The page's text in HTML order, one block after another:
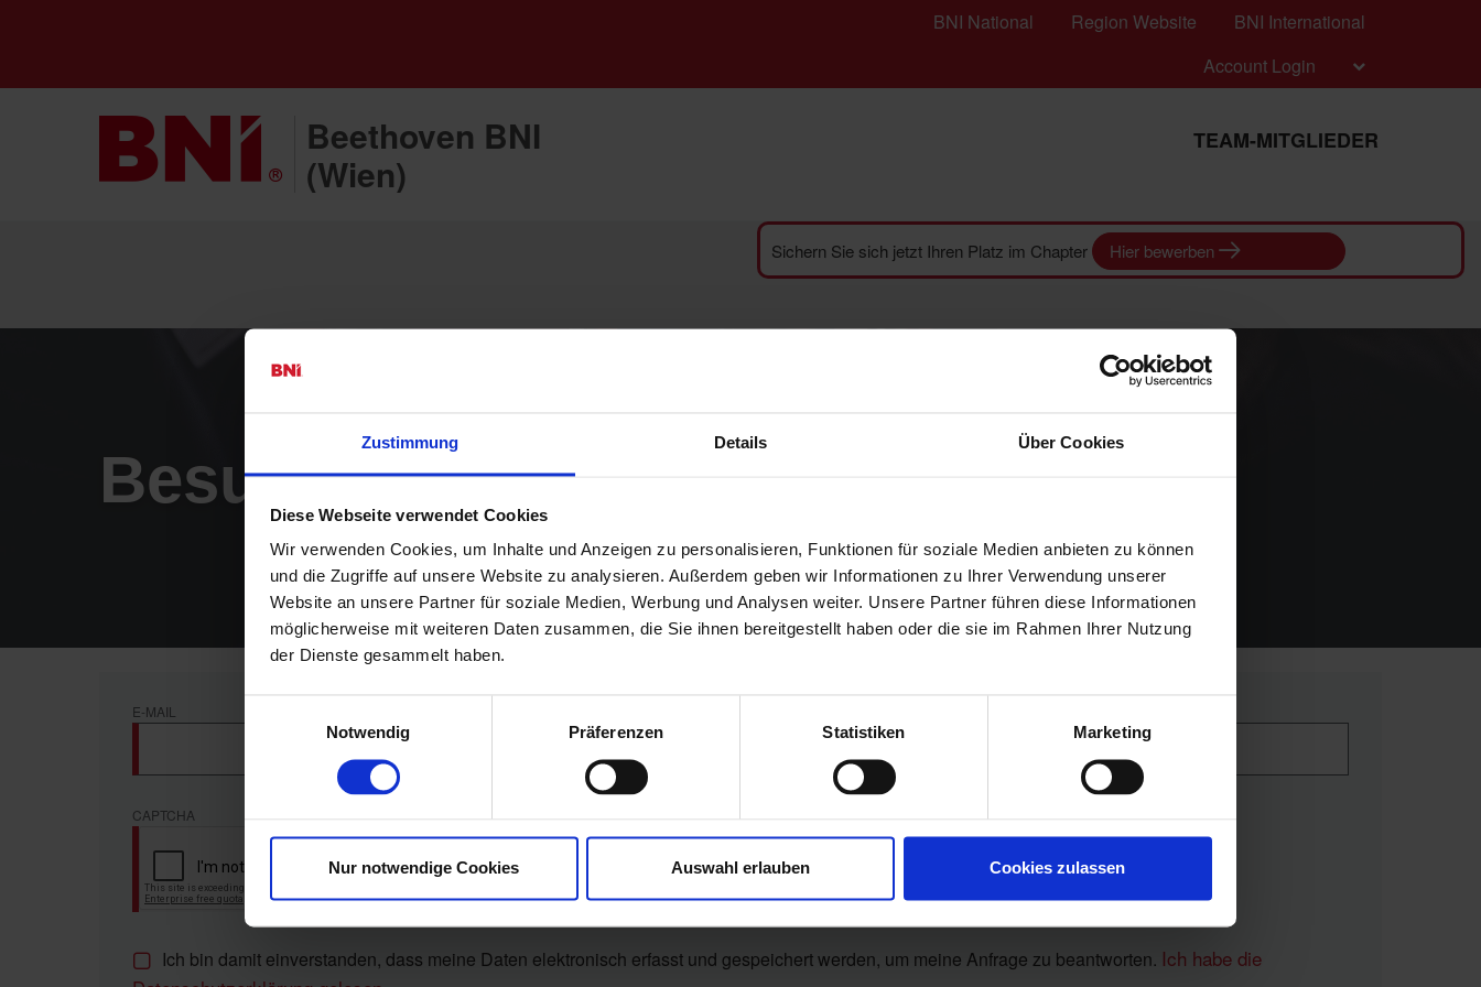
Zustimmung Details Über Cookies
Diese Webseite verwendet Cookies
Wir verwenden Cookies, um Inhalte und Anzeigen zu personalisieren, Funktionen für soziale Medien anbieten zu können
und die Zugriffe auf unsere Website zu analysieren. Außerdem geben wir Informationen zu Ihrer Verwendung unserer
Website an unsere Partner für soziale Medien, Werbung und Analysen weiter. Unsere Partner führen diese Informationen
möglicherweise mit weiteren Daten zusammen, die Sie ihnen bereitgestellt haben oder die sie im Rahmen Ihrer Nutzung
der Dienste gesammelt haben.
Notwendig
Präferenzen Statistiken Marketing
Nur notwendige Cookies Auswahl erlauben Cookies zulassen
BNI National Region Website
BNI International
Account Login
Beethoven BNI
(Wien)
TEAM-MITGLIEDER
Sichern Sie sich jetzt Ihren Platz im Chapter Hier bewerben
Besucheranmeldung
E-MAIL
CAPTCHA
Ich bin damit einverstanden, dass meine Daten elektronisch erfasst und gespeichert werden, um meine Anfrage zu beantworten. Ich habe die